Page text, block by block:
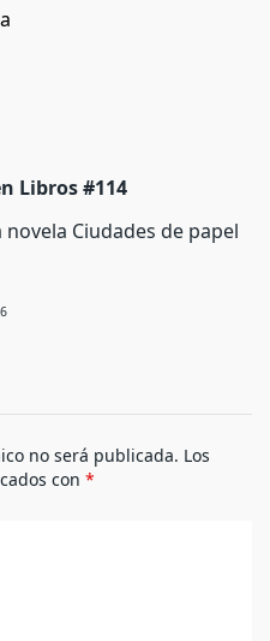
Libros #114
novela Ciudades de papel
no será publicada. Los
con *